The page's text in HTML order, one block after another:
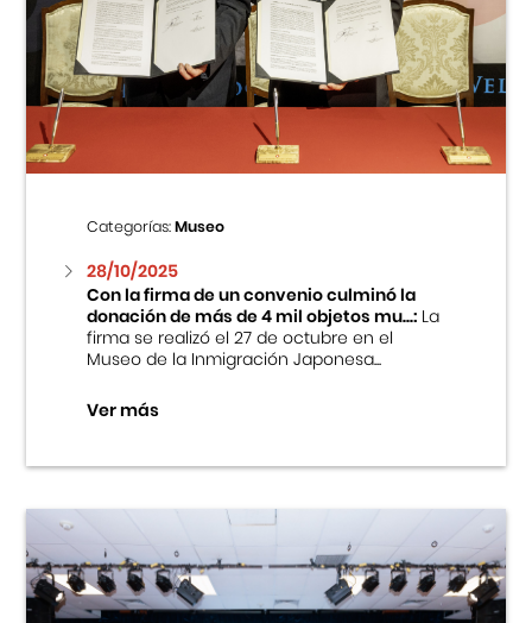
Categorías:Museo
28/10/2025
Con la firma de un convenio culminó la
donación de más de 4 mil objetos mu...:La
firma se realizó el 27 de octubre en el
Museo de la Inmigración Japonesa...
Ver más